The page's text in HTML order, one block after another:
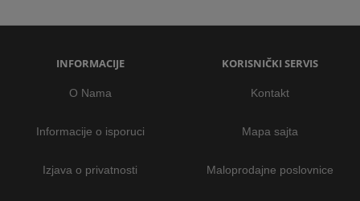
INFORMACIJE
O Nama
Informacije o isporuci
Izjava o privatnosti
KORISNIČKI SERVIS
Kontakt
Mapa sajta
Maloprodajne poslovnice